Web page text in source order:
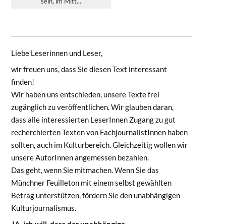
Liebe Leserinnen und Leser,
wir freuen uns, dass Sie diesen Text interessant
finden!
Wir haben uns entschieden, unsere Texte frei
zugänglich zu veröffentlichen. Wir glauben daran,
dass alle interessierten LeserInnen Zugang zu gut
recherchierten Texten von FachjournalistInnen haben
sollten, auch im Kulturbereich. Gleichzeitig wollen wir
unsere AutorInnen angemessen bezahlen.
Das geht, wenn Sie mitmachen. Wenn Sie das
Münchner Feuilleton mit einem selbst gewählten
Betrag unterstützen, fördern Sie den unabhängigen
Kulturjournalismus.